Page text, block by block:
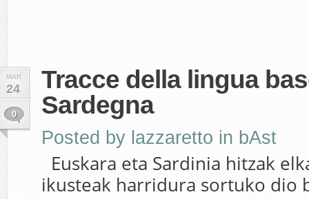
MAR
24
0
Tracce della lingua
Sardegna
Posted by lazzaretto in bAst
Euskara eta Sardinia hitzak
ikusteak harridura sortuko dio